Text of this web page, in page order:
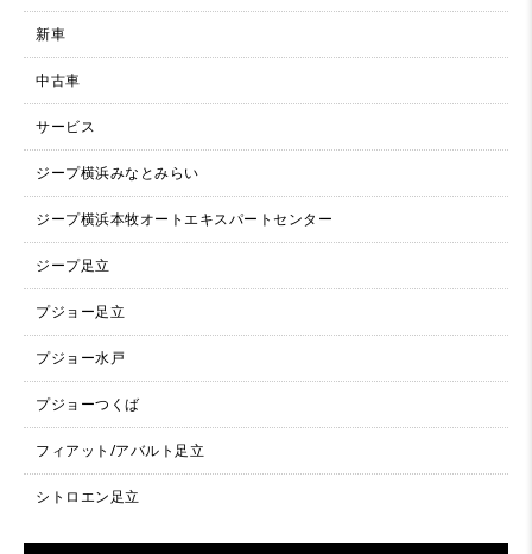
新車
中古車
サービス
ジープ横浜みなとみらい
ジープ横浜本牧オートエキスパートセンター
ジープ足立
プジョー足立
プジョー水戸
プジョーつくば
フィアット/アバルト足立
シトロエン足立